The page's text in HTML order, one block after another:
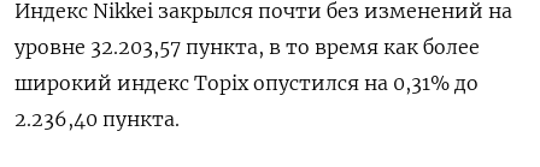
Индекс Nikkei закрылся почти без изменений на
уровне 32.203,57 пункта, в то время как более
широкий индекс Topix опустился на 0,31% до
2.236,40 пункта.